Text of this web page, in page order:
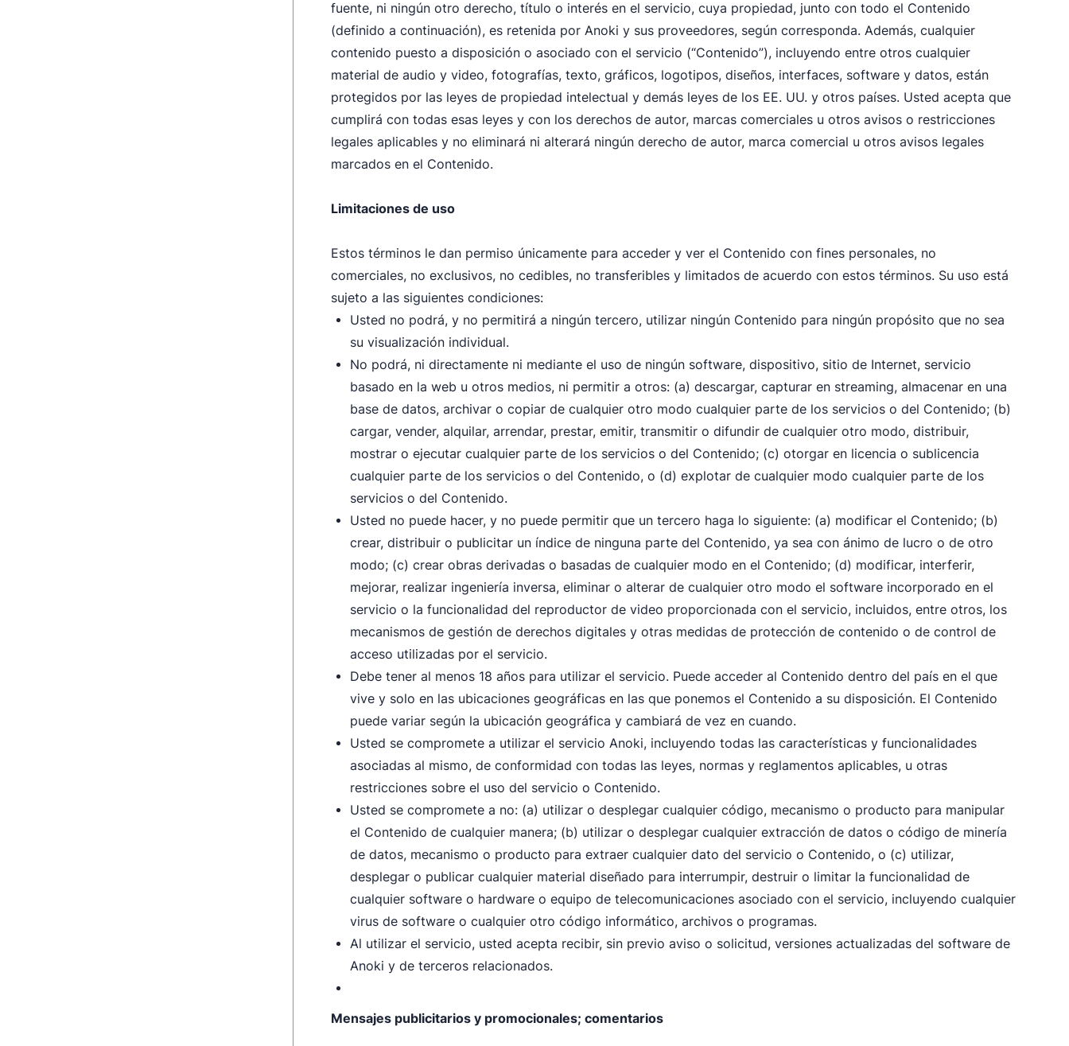
fuente, ni ningún otro derecho, título o interés en el servicio, cuya propiedad, junto con todo el Contenido
(definido a continuación), es retenida por Anoki y sus proveedores, según corresponda. Además, cualquier
contenido puesto a disposición o asociado con el servicio (“Contenido”), incluyendo entre otros cualquier
material de audio y video, fotografías, texto, gráficos, logotipos, diseños, interfaces, software y datos, están
protegidos por las leyes de propiedad intelectual y demás leyes de los EE. UU. y otros países. Usted acepta que
cumplirá con todas esas leyes y con los derechos de autor, marcas comerciales u otros avisos o restricciones
legales aplicables y no eliminará ni alterará ningún derecho de autor, marca comercial u otros avisos legales
marcados en el Contenido.
Limitaciones de uso
Estos términos le dan permiso únicamente para acceder y ver el Contenido con fines personales, no
comerciales, no exclusivos, no cedibles, no transferibles y limitados de acuerdo con estos términos. Su uso está
sujeto a las siguientes condiciones:
Usted no podrá, y no permitirá a ningún tercero, utilizar ningún Contenido para ningún propósito que no sea
su visualización individual.
No podrá, ni directamente ni mediante el uso de ningún software, dispositivo, sitio de Internet, servicio
basado en la web u otros medios, ni permitir a otros: (a) descargar, capturar en streaming, almacenar en una
base de datos, archivar o copiar de cualquier otro modo cualquier parte de los servicios o del Contenido; (b)
cargar, vender, alquilar, arrendar, prestar, emitir, transmitir o difundir de cualquier otro modo, distribuir,
mostrar o ejecutar cualquier parte de los servicios o del Contenido; (c) otorgar en licencia o sublicencia
cualquier parte de los servicios o del Contenido, o (d) explotar de cualquier modo cualquier parte de los
servicios o del Contenido.
Usted no puede hacer, y no puede permitir que un tercero haga lo siguiente: (a) modificar el Contenido; (b)
crear, distribuir o publicitar un índice de ninguna parte del Contenido, ya sea con ánimo de lucro o de otro
modo; (c) crear obras derivadas o basadas de cualquier modo en el Contenido; (d) modificar, interferir,
mejorar, realizar ingeniería inversa, eliminar o alterar de cualquier otro modo el software incorporado en el
servicio o la funcionalidad del reproductor de video proporcionada con el servicio, incluidos, entre otros, los
mecanismos de gestión de derechos digitales y otras medidas de protección de contenido o de control de
acceso utilizadas por el servicio.
Debe tener al menos 18 años para utilizar el servicio. Puede acceder al Contenido dentro del país en el que
vive y solo en las ubicaciones geográficas en las que ponemos el Contenido a su disposición. El Contenido
puede variar según la ubicación geográfica y cambiará de vez en cuando.
Usted se compromete a utilizar el servicio Anoki, incluyendo todas las características y funcionalidades
asociadas al mismo, de conformidad con todas las leyes, normas y reglamentos aplicables, u otras
restricciones sobre el uso del servicio o Contenido.
Usted se compromete a no: (a) utilizar o desplegar cualquier código, mecanismo o producto para manipular
el Contenido de cualquier manera; (b) utilizar o desplegar cualquier extracción de datos o código de minería
de datos, mecanismo o producto para extraer cualquier dato del servicio o Contenido, o (c) utilizar,
desplegar o publicar cualquier material diseñado para interrumpir, destruir o limitar la funcionalidad de
cualquier software o hardware o equipo de telecomunicaciones asociado con el servicio, incluyendo cualquier
virus de software o cualquier otro código informático, archivos o programas.
Al utilizar el servicio, usted acepta recibir, sin previo aviso o solicitud, versiones actualizadas del software de
Anoki y de terceros relacionados.
Mensajes publicitarios y promocionales; comentarios